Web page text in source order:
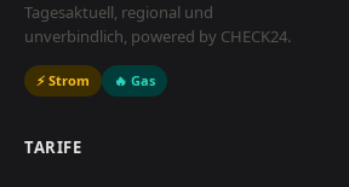
Tagesaktuell, regional und
unverbindlich, powered by CHECK24.
⚡ Strom 🔥 Gas
TARIFE